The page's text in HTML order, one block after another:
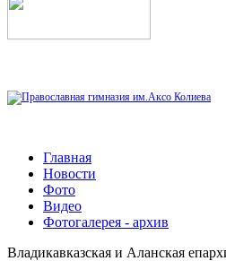
Главная
Новости
Фото
Видео
Фотогалерея - архив
Владикавказская и Аланская